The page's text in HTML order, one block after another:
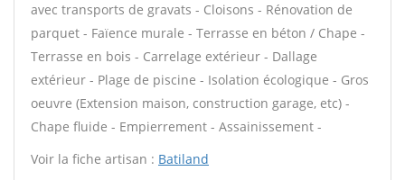
avec transports de gravats - Cloisons - Rénovation de
parquet - Faïence murale - Terrasse en béton / Chape -
Terrasse en bois - Carrelage extérieur - Dallage
extérieur - Plage de piscine - Isolation écologique - Gros
oeuvre (Extension maison, construction garage, etc) -
Chape fluide - Empierrement - Assainissement -
Voir la fiche artisan : Batiland